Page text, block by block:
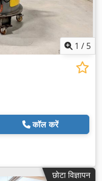
1 / 5
कॉल करें
छोटा विज्ञापन